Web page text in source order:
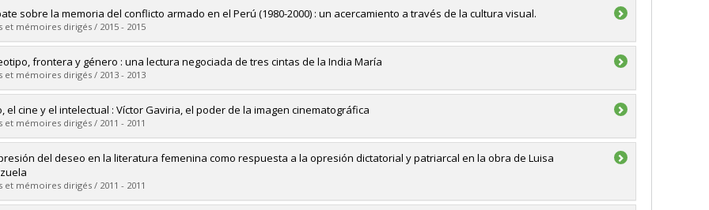
:Vivier, Julie
Maîtrise
obtenu :M.A.
le document dans Papyrus
sobre la memoria del conflicto armado en el Perú (1980-2000) : un acercamiento a través de la cultura visual.
et mémoires dirigés / 2015 - 2015
:Paredes Dávila, José Ricardo
Maîtrise
obtenu :M.A.
le document dans Papyrus
frontera y género : una lectura negociada de tres cintas de la India María
et mémoires dirigés / 2013 - 2013
:Pineda-Dawe, Mariana
Maîtrise
obtenu :M.A.
le document dans Papyrus
el cine y el intelectual : Víctor Gaviria, el poder de la imagen cinematográfica
et mémoires dirigés / 2011 - 2011
: Salcedo, Julian
Maîtrise
obtenu :M.A.
le document dans Papyrus
del deseo en la literatura femenina como respuesta a la opresión dictatorial y patriarcal en la obra de Luisa
et mémoires dirigés / 2011 - 2011